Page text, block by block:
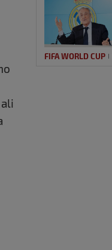
FIFA WORLD CUP